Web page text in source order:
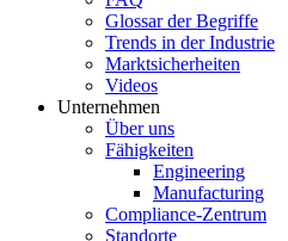
Glossar der Begriffe
Trends in der Industrie
Marktsicherheiten
Videos
Unternehmen
Über uns
Fähigkeiten
Engineering
Manufacturing
Compliance-Zentrum
Standorte